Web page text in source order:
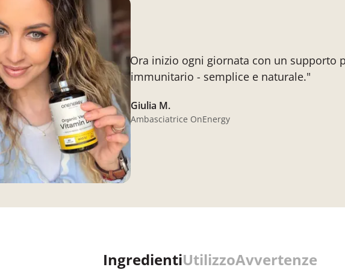
"Ora inizio ogni giornata con un supporto
immunitario - semplice e naturale."
Giulia M.
Ambasciatrice OnEnergy
IngredientiUtilizzoAvvertenze